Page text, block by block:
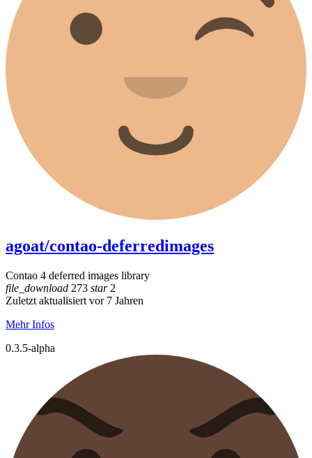
agoat/contao-deferredimages
Contao 4 deferred images library
file_download 273 star2
Zuletzt aktualisiert vor 7 Jahren
Mehr Infos
0.3.5-alpha